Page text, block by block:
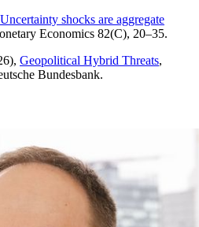
Uncertainty shocks are aggregate
Economics 82(C), 20–35.
Geopolitical Hybrid Threats,
Bundesbank.